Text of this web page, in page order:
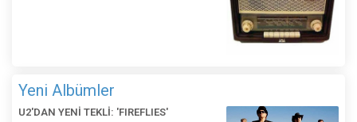
Yeni Albümler
U2'DAN YENİ TEKLİ: 'FIREFLIES'